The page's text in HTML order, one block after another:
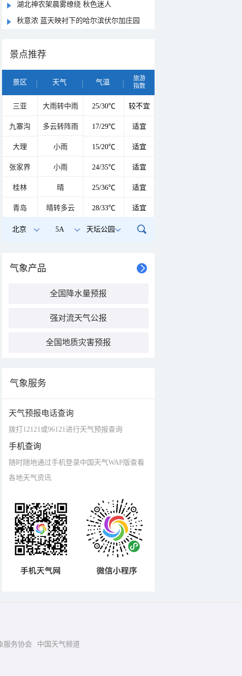
湖北神农架晨雾缭绕 秋色迷人
秋意浓 蓝天映衬下的哈尔滨伏尔加庄园
景点推荐
景区 天气 气温
旅游
指数
三亚 大雨转中雨 25/30℃ 较不宜
九寨沟 多云转阵雨 17/29℃ 适宜
大理 小雨 15/20℃ 适宜
张家界 小雨 24/35℃ 适宜
桂林 晴 25/36℃ 适宜
青岛 晴转多云 28/33℃ 适宜
北京 5A 天坛公园
气象产品
全国降水量预报
强对流天气公报
全国地质灾害预报
气象服务
天气预报电话查询
拨打12121或96121进行天气预报查询
手机查询
随时随地通过手机登录中国天气WAP版查看
各地天气资讯
服务协会 中国天气频道